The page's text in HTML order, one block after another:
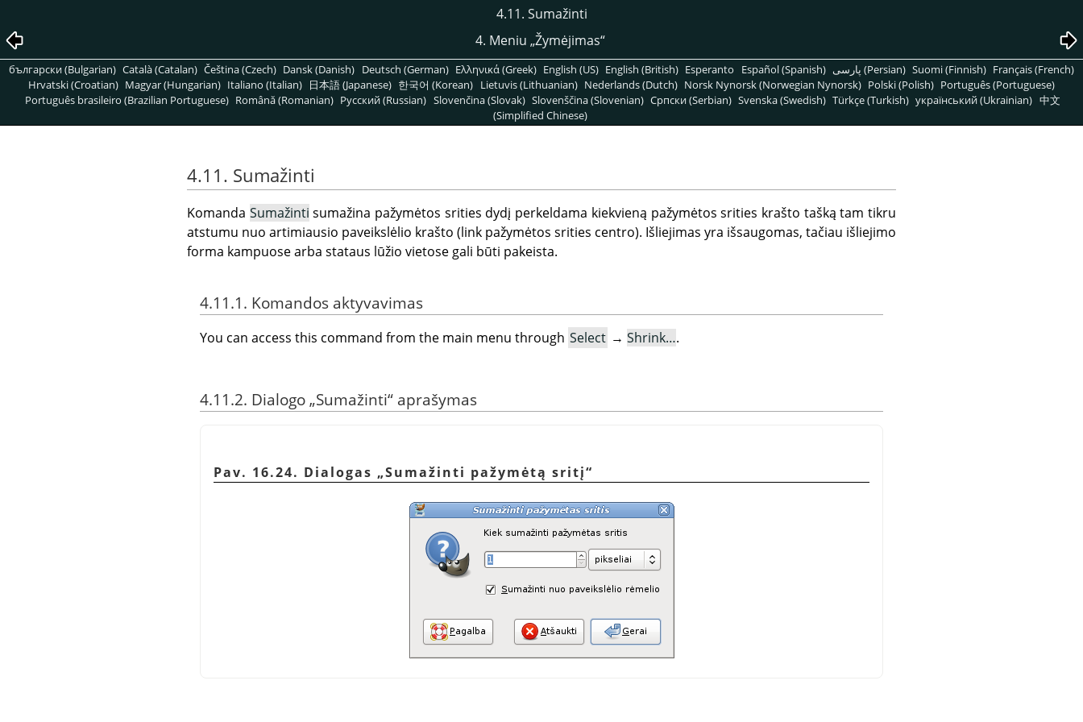
4.11. Sumažinti
4. Meniu „Žymėjimas“
български (Bulgarian) Català (Catalan) Čeština (Czech) Dansk (Danish) Deutsch (German) Ελληνικά (Greek) English (US) English (British) Esperanto Español (Spanish) پارسی (Persian) Suomi (Finnish) Français (French)
Hrvatski (Croatian) Magyar (Hungarian) Italiano (Italian) 日本語 (Japanese) 한국어 (Korean) Lietuvis (Lithuanian) Nederlands (Dutch) Norsk Nynorsk (Norwegian Nynorsk) Polski (Polish) Português (Portuguese)
Português brasileiro (Brazilian Portuguese) Română (Romanian) Pусский (Russian) Slovenčina (Slovak) Slovenščina (Slovenian) Српски (Serbian) Svenska (Swedish) Türkçe (Turkish) український (Ukrainian) 中文
(Simplified Chinese)
4.11. Sumažinti
Komanda Sumažinti sumažina pažymėtos srities dydį perkeldama kiekvieną pažymėtos srities krašto tašką tam tikru
atstumu nuo artimiausio paveikslėlio krašto (link pažymėtos srities centro). Išliejimas yra išsaugomas, tačiau išliejimo
forma kampuose arba stataus lūžio vietose gali būti pakeista.
4.11.1. Komandos aktyvavimas
You can access this command from the main menu through Select → Shrink….
4.11.2. Dialogo„Sumažinti“ aprašymas
Pav. 16.24. Dialogas „Sumažinti pažymėtą sritį“